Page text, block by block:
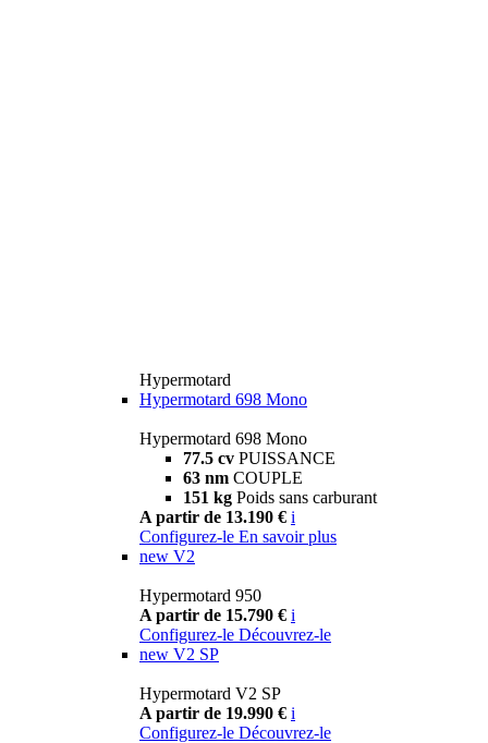
Hypermotard
Hypermotard 698 Mono
Hypermotard 698 Mono
77.5 cv PUISSANCE
63 nm COUPLE
151 kg Poids sans carburant
A partir de 13.190 € i
Configurez-le En savoir plus
new V2
Hypermotard 950
A partir de 15.790 € i
Configurez-le Découvrez-le
new V2 SP
Hypermotard V2 SP
A partir de 19.990 € i
Configurez-le Découvrez-le